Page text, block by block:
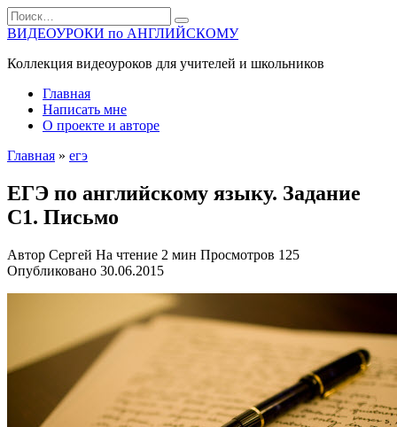
Перейти
к
содержанию
Search
for:
ВИДЕОУРОКИ по АНГЛИЙСКОМУ
Коллекция видеоуроков для учителей и школьников
Главная
Написать мне
О проекте и авторе
Главная » егэ
ЕГЭ по английскому языку. Задание
С1. Письмо
Автор Сергей На чтение 2 мин Просмотров 125
Опубликовано 30.06.2015